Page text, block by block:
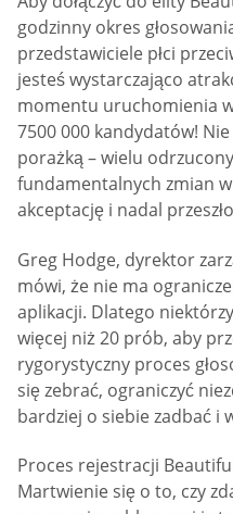
godzinny okres
przedstawiciele płci
jesteś wystarczająco
momentu uruchomienia
7500 000 kandydatów!
porażką – wielu
fundamentalnych zmian
akceptację i nadal
Greg Hodge, dyrektor
mówi, że nie ma
aplikacji. Dlatego
więcej niż 20 prób, aby
rygorystyczny proces
się zebrać, ograniczyć
bardziej o siebie zadbać i
Proces rejestracji
Martwienie się o to, czy